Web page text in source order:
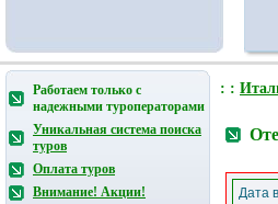
Работаем только с
надежными туроператорами
Уникальная система поиска
туров
Оплата туров
Внимание! Акции!
: :
Дата